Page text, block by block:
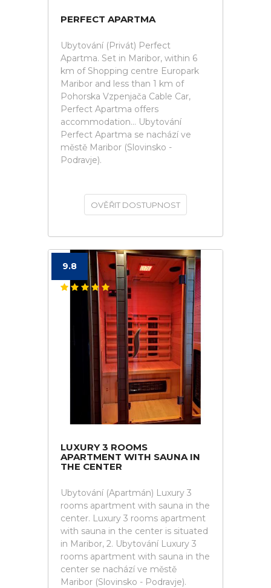
PERFECT APARTMA
Ubytování (Privát) Perfect
Apartma. Set in Maribor, within 6
km of Shopping centre Europark
Maribor and less than 1 km of
Pohorska Vzpenjača Cable Car,
Perfect Apartma offers
accommodation... Ubytování
Perfect Apartma se nachází ve
městě Maribor (Slovinsko -
Podravje).
OVĚŘIT DOSTUPNOST
9.8
LUXURY 3 ROOMS
APARTMENT WITH SAUNA IN
THE CENTER
Ubytování (Apartmán) Luxury 3
rooms apartment with sauna in the
center. Luxury 3 rooms apartment
with sauna in the center is situated
in Maribor, 2. Ubytování Luxury 3
rooms apartment with sauna in the
center se nachází ve městě
Maribor (Slovinsko - Podravje).